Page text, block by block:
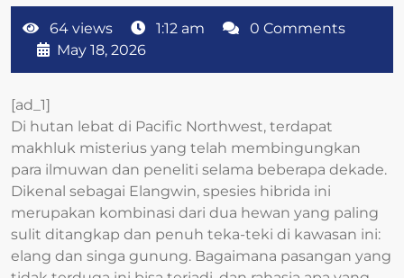
64 views 1:12 am
0 Comments
May 18, 2026
[ad_1]
Di hutan lebat di Pacific Northwest, terdapat
makhluk misterius yang telah membingungkan
para ilmuwan dan peneliti selama beberapa dekade.
Dikenal sebagai Elangwin, spesies hibrida ini
merupakan kombinasi dari dua hewan yang paling
sulit ditangkap dan penuh teka-teki di kawasan ini:
elang dan singa gunung. Bagaimana pasangan yang